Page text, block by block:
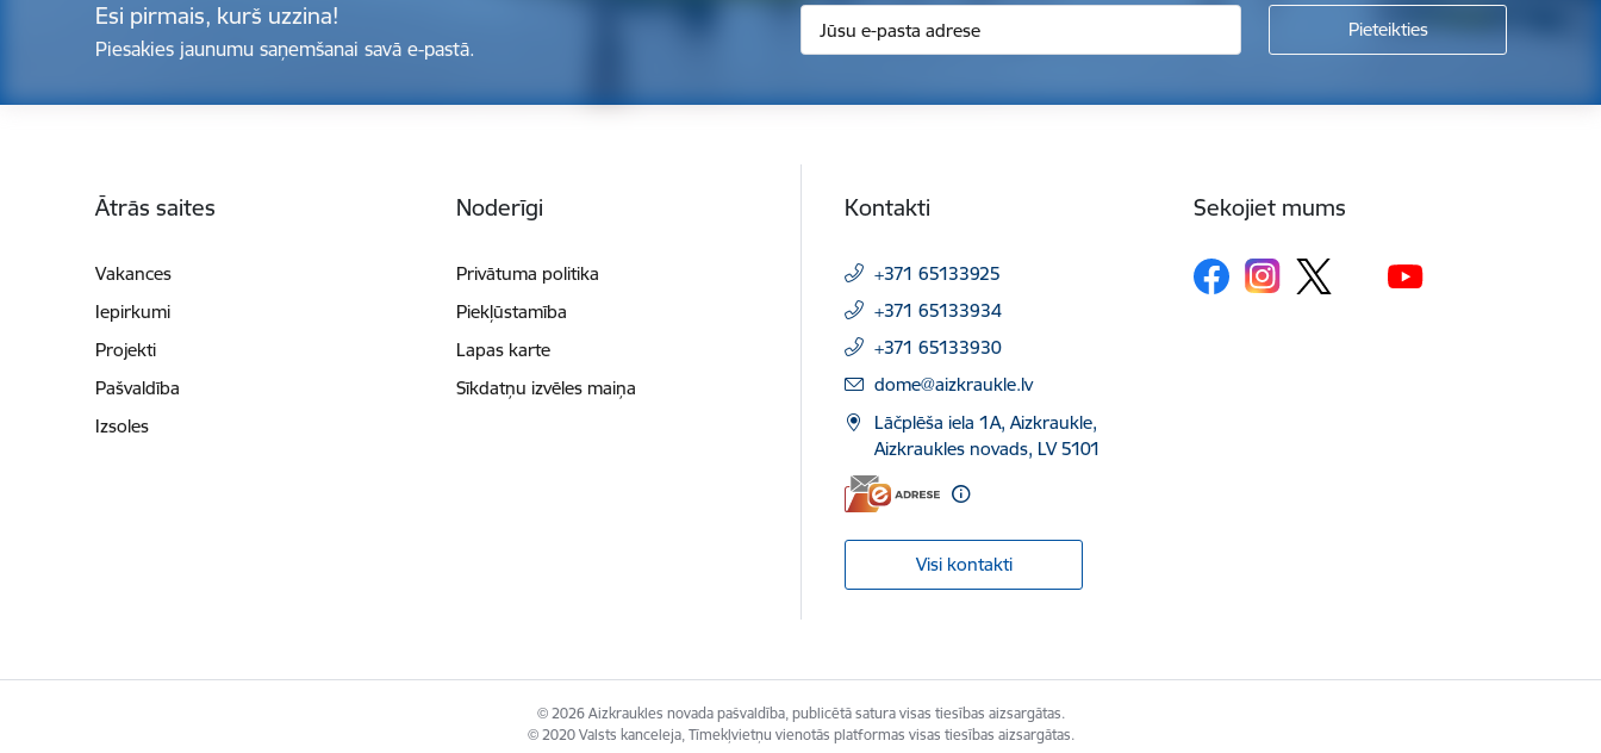
Esi pirmais, kurš uzzina!
Piesakies jaunumu saņemšanai savā e-pastā.
Ātrās saites
Vakances
Iepirkumi
Projekti
Pašvaldība
Izsoles
Noderīgi
Privātuma politika
Piekļūstamība
Lapas karte
Sīkdatņu izvēles maiņa
Kontakti
+371 65133925
+371 65133934
+371 65133930
E-pasts:
dome@aizkraukle.lv
Lāčplēša iela 1A, Aizkraukle,
Aizkraukles novads, LV 5101
Visi kontakti
Sekojiet mums
© 2026 Aizkraukles novada pašvaldība, publicētā satura visas tiesības aizsargātas.
© 2020 Valsts kanceleja, Tīmekļvietņu vienotās platformas visas tiesības aizsargātas.